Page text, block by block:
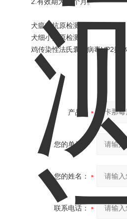
犬瘟热抗原检测卡
犬细小抗原检测卡
鸡传染性法氏囊病病毒VP2抗
产品：
您的单位：
您的姓名：
联系电话：